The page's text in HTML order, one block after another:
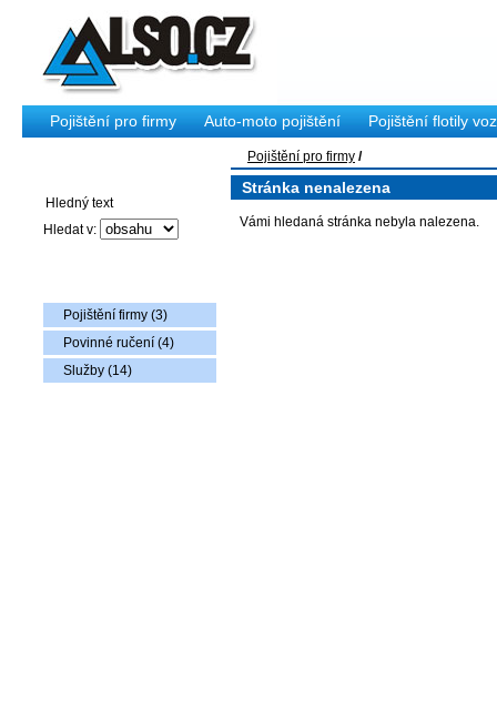
Hledat v:
Pojištění firmy (3)
Povinné ručení (4)
Služby (14)
Pojištění pro firmy /
Stránka nenalezena
Vámi hledaná stránka nebyla nalezena.
Pojištění pro firmy Auto-moto pojištění Pojištění flotily